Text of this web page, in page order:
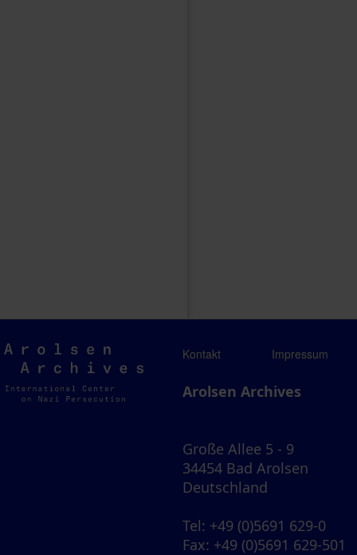
Arolsen
Archives
Kontakt Impressum
Arolsen Archives
Große Allee 5 - 9
34454 Bad Arolsen
Deutschland
Tel: +49 (0)5691 629-0
Fax: +49 (0)5691 629-501